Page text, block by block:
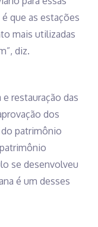
que as estações
mais utilizadas
diz.
restauração das
dos
patrimônio
se desenvolveu
é um desses